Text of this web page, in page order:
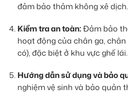
đảm bảo thảm không xê dịch.
Kiểm tra an toàn:Đảm bảo
hoạt động của chân ga,
có), đặc biệt ở khu vực ghế lái.
Hướng dẫn sử dụng và bảo
nghiệm vệ sinh và bảo quản